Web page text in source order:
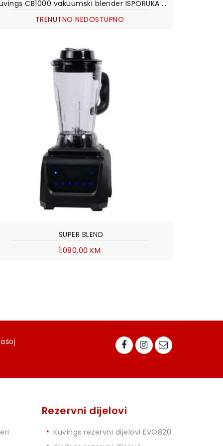
Kuvings CB1000 vakuumski blender ISPORUKA PO NARUDŽBI
TRENUTNO NEDOSTUPNO
SUPER BLEND
1.080,00 KM
Rezervni dijelovi
Kuvings rezervni dijelovi EVO820